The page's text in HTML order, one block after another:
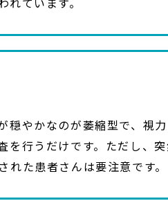
穏やかなのが萎縮型で、視
を行うだけです。ただし、
れた患者さんは要注意です。